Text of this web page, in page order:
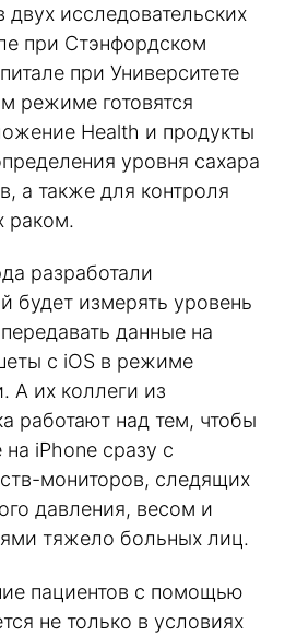
двух исследовательских
при Стэнфордском
при Университете
режиме готовятся
Health и продукты
уровня сахара
а также для контроля
раком.
разработали
будет измерять уровень
данные на
с iOS в режиме
А их коллеги из
работают над тем, чтобы
iPhone сразу с
мониторов, следящих
давления, весом и
тяжело больных лиц.
пациентов с помощью
не только в условиях